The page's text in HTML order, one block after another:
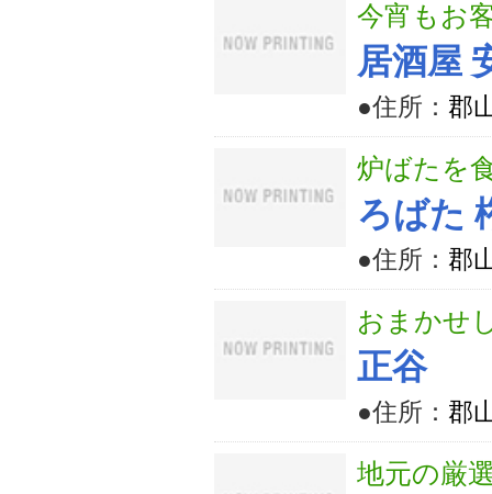
今宵もお
居酒屋
●住所： 郡
炉ばたを
ろばた
●住所： 郡
おまかせ
正谷
●住所： 郡
地元の厳